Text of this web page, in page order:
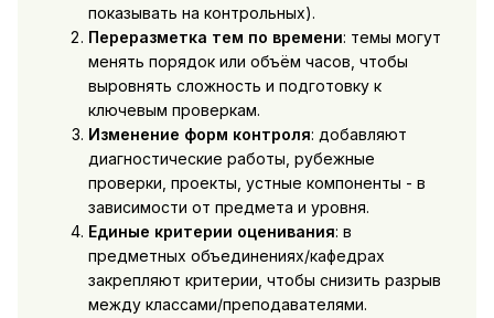
показывать на контрольных).
Переразметка тем по времени: темы могут
менять порядок или объём часов, чтобы
выровнять сложность и подготовку к
ключевым проверкам.
Изменение форм контроля: добавляют
диагностические работы, рубежные
проверки, проекты, устные компоненты - в
зависимости от предмета и уровня.
Единые критерии оценивания: в
предметных объединениях/кафедрах
закрепляют критерии, чтобы снизить разрыв
между классами/преподавателями.